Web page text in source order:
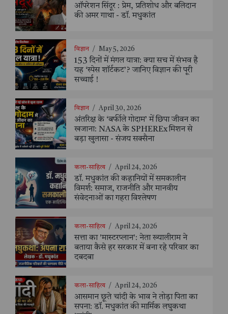
ऑपरेशन सिंदूर : प्रेम, प्रतिशोध और बलिदान
की अमर गाथा - डॉ. मधुकांत
विज्ञान / May 5, 2026
153 दिनों में मंगल यात्रा: क्या सच में संभव है
यह ‘स्पेस शॉर्टकट’? जानिए विज्ञान की पूरी
सच्चाई !
विज्ञान / April 30, 2026
अंतरिक्ष के ‘बर्फीले गोदाम’ में छिपा जीवन का
खजाना: NASA के SPHEREx मिशन से
बड़ा खुलासा - संजय सक्सैना
कला-साहित्य / April 24, 2026
डॉ. मधुकांत की कहानियों में समकालीन
विमर्श: समाज, राजनीति और मानवीय
संवेदनाओं का गहरा विश्लेषण
कला-साहित्य / April 24, 2026
सत्ता का 'मास्टरप्लान': नेता ख्यालीराम ने
बताया कैसे हर सरकार में बना रहे परिवार का
दबदबा
कला-साहित्य / April 24, 2026
आसमान छूते चांदी के भाव ने तोड़ा पिता का
सपना: डॉ. मधुकांत की मार्मिक लघुकथा